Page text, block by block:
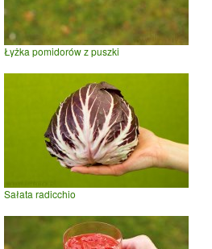
Łyżka pomidorów z puszki
Sałata radicchio